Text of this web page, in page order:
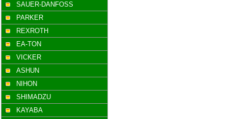
SAUER-DANFOSS
PARKER
REXROTH
EA-TON
VICKER
ASHUN
NIHON
SHIMADZU
KAYABA